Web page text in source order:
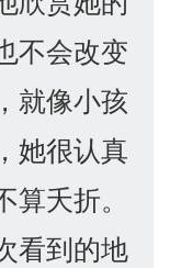
不会改变
就像小孩
她很认真
夭折。
看到的地